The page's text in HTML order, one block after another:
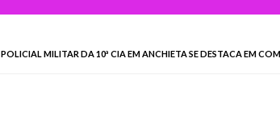
POLICIAL MILITAR DA 10ª CIA EM ANCHIETA SE DESTACA EM